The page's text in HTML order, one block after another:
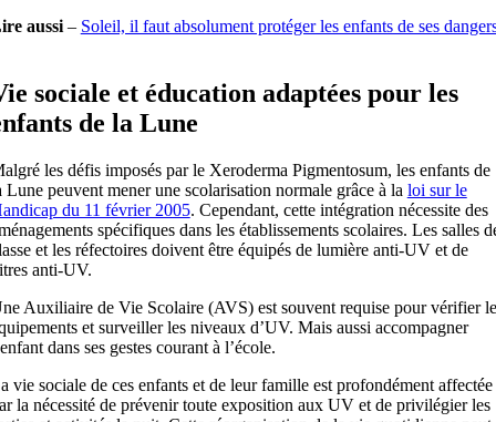
aussi– Soleil, il faut absolument protéger les enfants de ses
sociale et éducation adaptées pour les
de la Lune
les défis imposés par le Xeroderma Pigmentosum, les enfants de
Lune peuvent mener une scolarisation normale grâce à la loi sur le
du 11 février 2005. Cependant, cette intégration nécessite des
spécifiques dans les établissements scolaires. Les salles
et les réfectoires doivent être équipés de lumière anti-UV et de
anti-UV.
Auxiliaire de Vie Scolaire (AVS) est souvent requise pour vérifier
et surveiller les niveaux d’UV. Mais aussi accompagner
dans ses gestes courant à l’école.
vie sociale de ces enfants et de leur famille est profondément affectée
la nécessité de prévenir toute exposition aux UV et de privilégier les